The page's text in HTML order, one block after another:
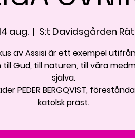
aug.
  |
S:t Davidsgården
av Assisi är ett exempel
Gud, till naturen, till våra
själva.
PEDER BERGQVIST,
katolsk präst.